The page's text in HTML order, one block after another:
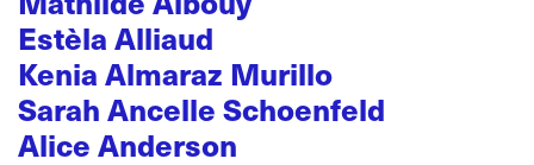
Estèla Alliaud
Kenia Almaraz Murillo
Sarah Ancelle Schoenfeld
Alice Anderson